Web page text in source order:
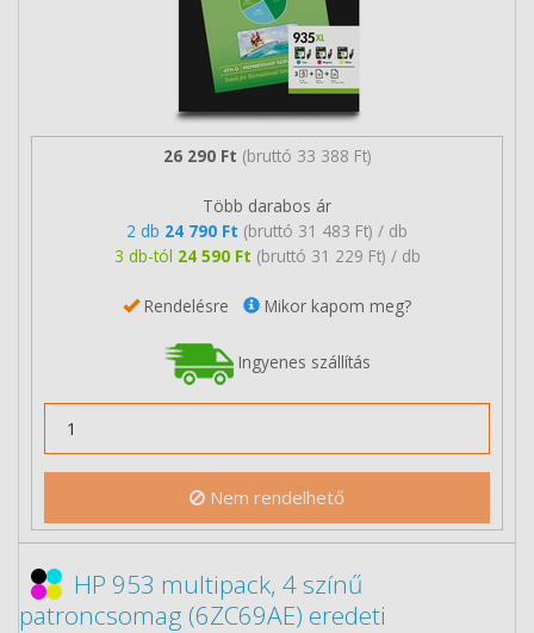
26 290 Ft (bruttó 33 388 Ft)
Több darabos ár
2 db 24 790 Ft (bruttó 31 483 Ft) / db
3 db-tól 24 590 Ft (bruttó 31 229 Ft) / db
Rendelésre Mikor kapom meg?
Ingyenes szállítás
Nem rendelhető
HP 953 multipack, 4 színű
patroncsomag (6ZC69AE) eredeti